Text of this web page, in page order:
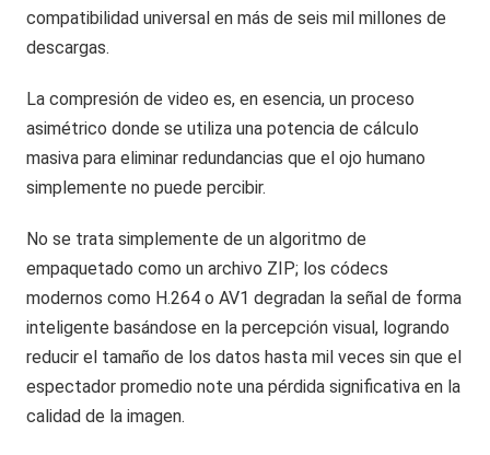
compatibilidad universal en más de seis mil millones de
descargas.
La compresión de video es, en esencia, un proceso
asimétrico donde se utiliza una potencia de cálculo
masiva para eliminar redundancias que el ojo humano
simplemente no puede percibir.
No se trata simplemente de un algoritmo de
empaquetado como un archivo ZIP; los códecs
modernos como H.264 o AV1 degradan la señal de forma
inteligente basándose en la percepción visual, logrando
reducir el tamaño de los datos hasta mil veces sin que el
espectador promedio note una pérdida significativa en la
calidad de la imagen.